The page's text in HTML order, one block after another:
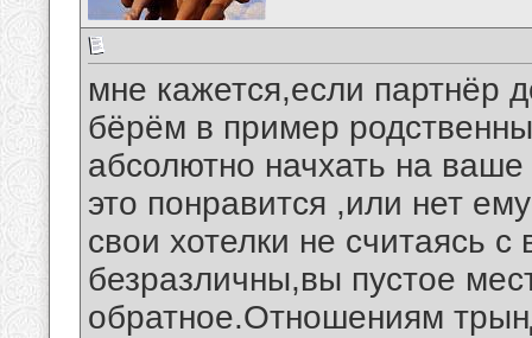
мне кажется,если партнёр
бёрём в пример
абсолютно начхать на
это понравится ,или нет
свои хотелки не считаясь
безразличны,вы пустое
обратное.Отношениям